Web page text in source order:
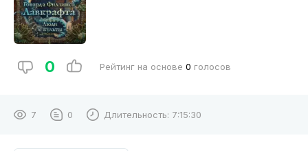
0 Рейтинг на основе 0 голосов
7 0 Длительность: 7:15:30